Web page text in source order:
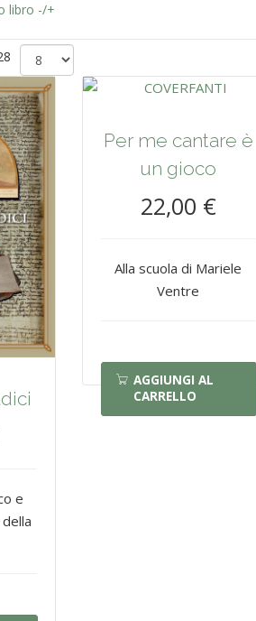
libro -/+
e
Per me cantare è
un gioco
22,00 €
Alla scuola di Mariele
Ventre
AGGIUNGI AL
CARRELLO